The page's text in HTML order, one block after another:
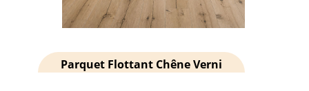
Parquet Flottant Chêne Verni